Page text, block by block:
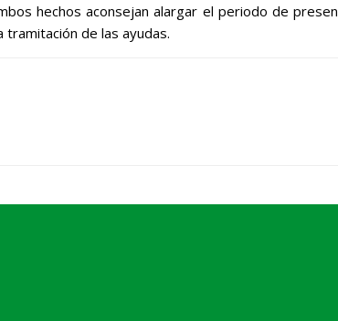
hechos aconsejan alargar el periodo de
de las ayudas.